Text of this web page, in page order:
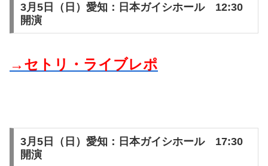
3月5日（日）愛知：日本ガイシホール 12:30
開演
→セトリ・ライブレポ
3月5日（日）愛知：日本ガイシホール 17:30
開演